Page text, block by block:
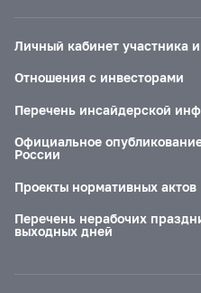
Личный кабинет участника
Отношения с инвесторами
Перечень инсайдерской
Официальное
России
Проекты нормативных актов
Перечень нерабочих
выходных дней